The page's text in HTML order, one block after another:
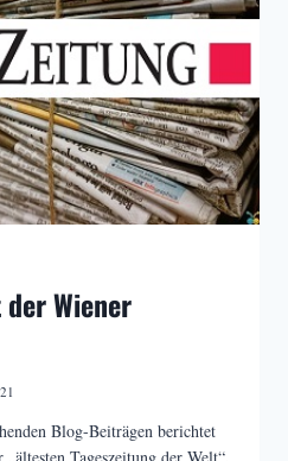
Wiener
Blog-Beiträgen berichtet